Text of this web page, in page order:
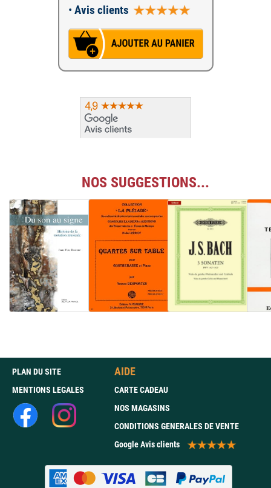
• Avis clients
NOS SUGGESTIONS...
PLAN DU SITE
MENTIONS LEGALES
AIDE
CARTE CADEAU
NOS MAGASINS
CONDITIONS GENERALES DE VENTE
Google Avis clients